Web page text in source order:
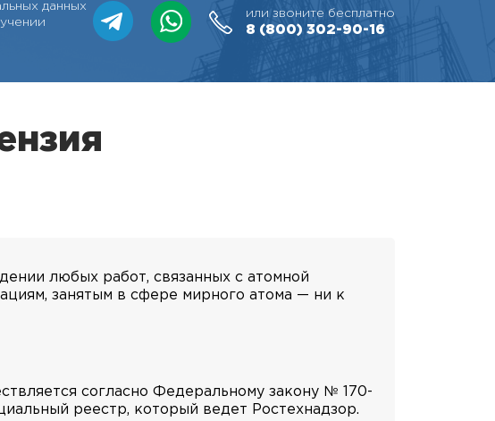
данных
или звоните бесплатно
8 (800) 302-90-16
любых работ, связанных с атомной
занятым в сфере мирного атома — ни к
согласно Федеральному закону № 170-
реестр, который ведет Ростехнадзор.